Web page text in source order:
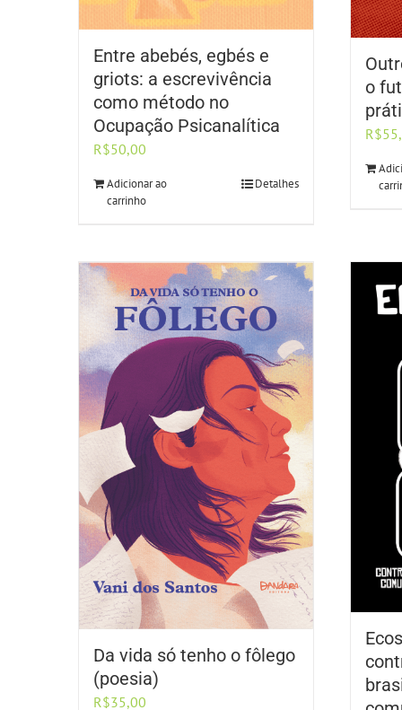
Entre abebés, egbés e
griots: a escrevivência
como método no
Ocupação Psicanalítica
R$50,00
Adicionar ao
carrinho
Detalhes
o
R$
Da vida só tenho o fôlego
(poesia)
R$35,00